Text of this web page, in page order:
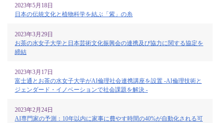
2023年5月18日
日本の伝統文化と植物科学を結ぶ「紫」の糸
2023年3月29日
お茶の水女子大学と日本芸術文化振興会の連携及び協力に関する協定を
締結
2023年3月17日
富士通とお茶の水女子大学がAI倫理社会連携講座を設置 -AI倫理技術と
ジェンダード・イノベーションで社会課題を解決 -
2023年2月24日
AI専門家の予測：10年以内に家事に費やす時間の40%が自動化される可